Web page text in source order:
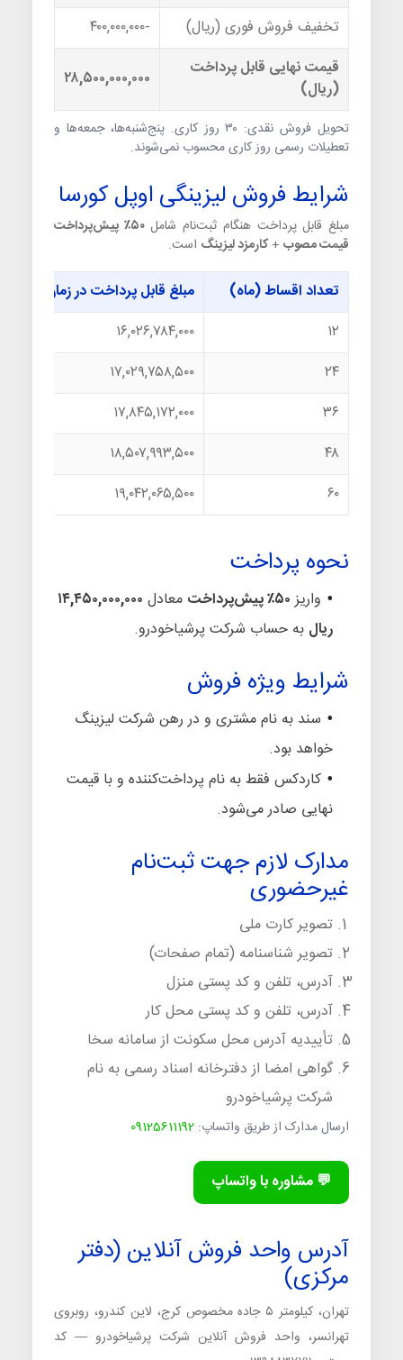
تخفیف فروش فوری (ریال)
-۴۰۰,۰۰۰,۰۰۰
قیمت نهایی قابل پرداخت
(ریال)
۲۸,۵۰۰,۰۰۰,۰۰۰
تحویل فروش نقدی: ۳۰ روز کاری. پنج‌شنبه‌ها، جمعه‌ها و
تعطیلات رسمی روز کاری محسوب نمی‌شوند.
شرایط فروش لیزینگی اوپل کورسا
مبلغ قابل پرداخت هنگام ثبت‌نام شامل
۵۰٪ پیش‌پرداخت
قیمت مصوب +کارمزد لیزینگ است.
تعداد اقساط (ماه)
مبلغ قابل پرداخت در زمان
۱۲
۱۶,۰۲۶,۷۸۴,۰۰۰
۲۴
۱۷,۰۲۹,۷۵۸,۵۰۰
۳۶
۱۷,۸۴۵,۱۷۲,۰۰۰
۴۸
۱۸,۵۰۷,۹۹۳,۵۰۰
۶۰
۱۹,۰۴۲,۰۶۵,۵۰۰
نحوه پرداخت
واریز۵۰٪ پیش‌پرداخت معادل ۱۴,۴۵۰,۰۰۰,۰۰۰
ریال به حساب شرکت پرشیاخودرو.
شرایط ویژه فروش
سند به نام مشتری و در رهن شرکت لیزینگ
خواهد بود.
کاردکس فقط به نام پرداخت‌کننده و با قیمت
نهایی صادر می‌شود.
مدارک لازم جهت ثبت‌نام
غیرحضوری
تصویر کارت ملی
تصویر شناسنامه (تمام صفحات)
آدرس، تلفن و کد پستی منزل
آدرس، تلفن و کد پستی محل کار
تأییدیه آدرس محل سکونت از سامانه سخا
گواهی امضا از دفترخانه اسناد رسمی به نام
شرکت پرشیاخودرو
ارسال مدارک از طریق واتساپ: 09125611192
💬 مشاوره با واتساپ
آدرس واحد فروش آنلاین (دفتر
مرکزی)
تهران، کیلومتر ۵ جاده مخصوص کرج، لاین کندرو، روبروی
تهرانسر، واحد فروش آنلاین شرکت پرشیاخودرو — کد